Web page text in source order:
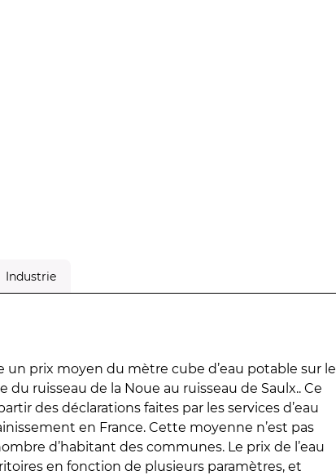
Industrie
un prix moyen du mètre cube d’eau potable sur le
du ruisseau de la Noue au ruisseau de Saulx.. Ce
des déclarations faites par les services d’eau
en France. Cette moyenne n’est pas
d’habitant des communes. Le prix de l’eau
en fonction de plusieurs paramètres, et